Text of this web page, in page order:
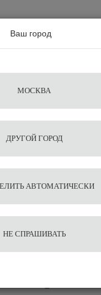
средства
Ваш город
МОСКВА
ДРУГОЙ ГОРОД
АВТОМАТИЧЕСКИ
НЕ СПРАШИВАТЬ